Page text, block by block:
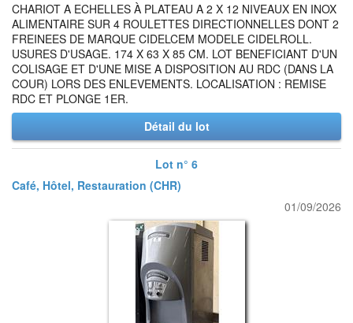
CHARIOT A ECHELLES À PLATEAU A 2 X 12 NIVEAUX EN INOX
ALIMENTAIRE SUR 4 ROULETTES DIRECTIONNELLES DONT 2
FREINEES DE MARQUE CIDELCEM MODELE CIDELROLL.
USURES D'USAGE. 174 X 63 X 85 CM. LOT BENEFICIANT D'UN
COLISAGE ET D'UNE MISE A DISPOSITION AU RDC (DANS LA
COUR) LORS DES ENLEVEMENTS. LOCALISATION : REMISE
RDC ET PLONGE 1ER.
Détail du lot
Lot n° 6
Café, Hôtel, Restauration (CHR)
01/09/2026